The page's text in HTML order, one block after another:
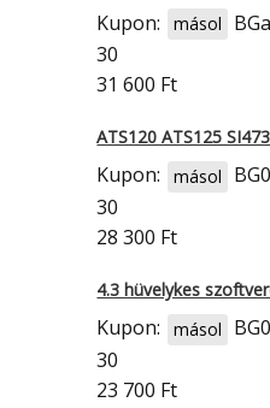
Kupon: másol
30
31 600 Ft
ATS120 ATS125
Kupon: másol
30
28 300 Ft
4.3 hüvelykes
Kupon: másol
30
23 700 Ft